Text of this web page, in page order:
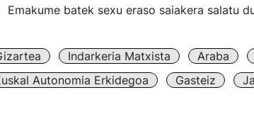
Emakume batek sexu eraso saiakera salatu
Indarkeria Matxista Araba
Autonomia Erkidegoa
Gasteiz